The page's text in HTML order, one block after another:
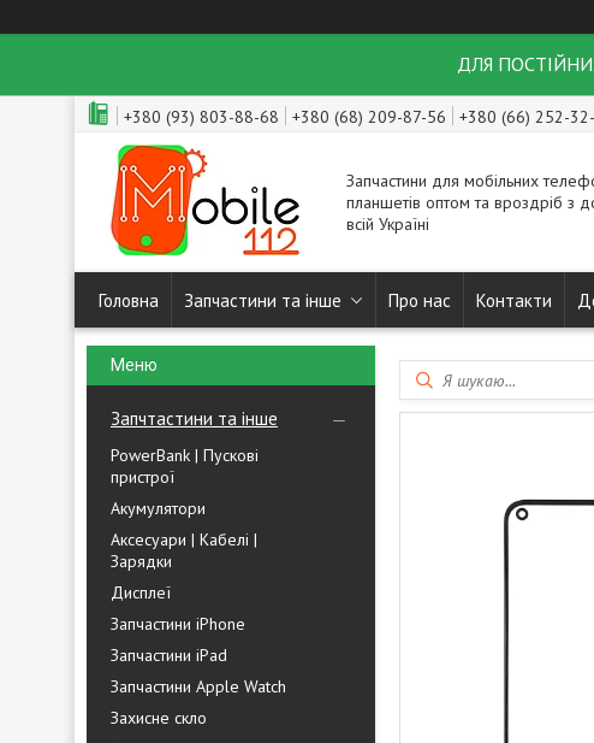
ДЛЯ
+380 (93) 803-88-68 +380 (68) 209-87-56 +380 (66) 252-
Запчастини для мобільних
планшетів оптом та вроздріб з
всій Україні
Головна Запчастини та інше Про нас Контакти
Запчтастини та інше
PowerBank | Пускові
пристрої
Акумулятори
Аксесуари | Кабелі |
Зарядки
Дисплеї
Запчастини iPhone
Запчастини iPad
Запчастини Apple Watch
Захисне скло